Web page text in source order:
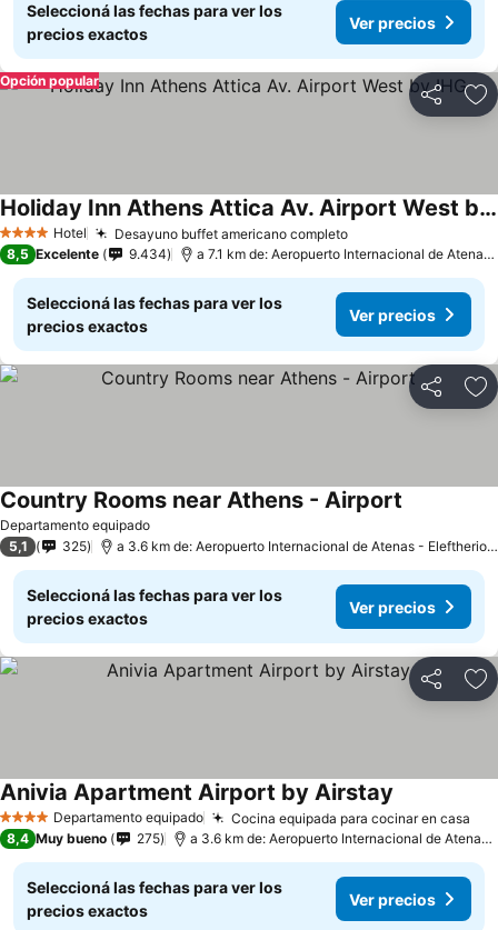
Seleccioná las fechas para ver los
precios exactos
Ver precios
Compartir
Opción popular
4 EstrellasHotel Desayuno buffet americano completo
Holiday Inn Athens Attica Av. Airport West by IHG
8,5 Excelente 9.434 a 7.1 km de: Aeropuerto Internacional de Atenas - Eleftherios Venizelos
Seleccioná las fechas para ver los
precios exactos
Ver precios
Compartir
Departamento equipado
Country Rooms near Athens - Airport
5,1 325 a 3.6 km de: Aeropuerto Internacional de Atenas - Eleftherios Venizelos
Seleccioná las fechas para ver los
precios exactos
Ver precios
Compartir
4 EstrellasDepartamento equipado Cocina equipada para cocinar en casa
Anivia Apartment Airport by Airstay
8,4 Muy bueno 275 a 3.6 km de: Aeropuerto Internacional de Atenas - Eleftherios Venizelos
Seleccioná las fechas para ver los
precios exactos
Ver precios